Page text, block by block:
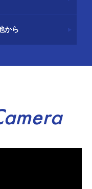
から